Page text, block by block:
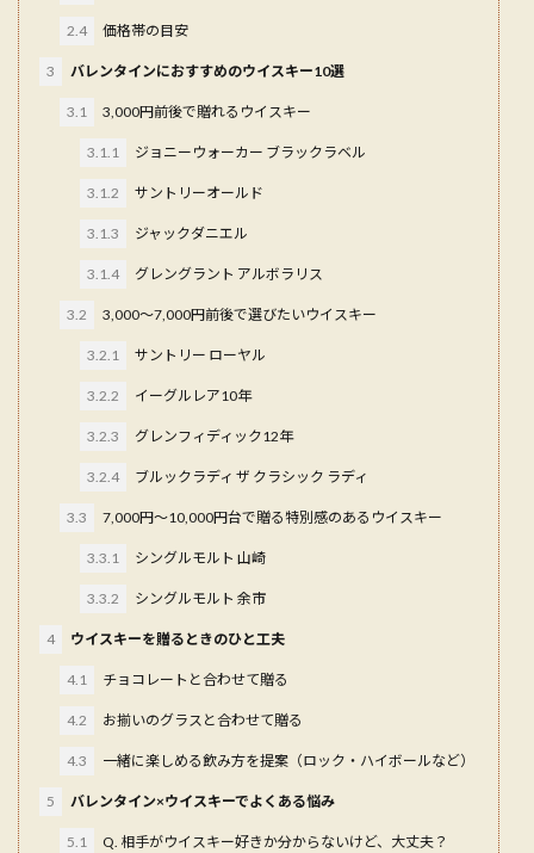
2.4 価格帯の目安
3 バレンタインにおすすめのウイスキー10選
3.1 3,000円前後で贈れるウイスキー
3.1.1 ジョニーウォーカー ブラックラベル
3.1.2 サントリーオールド
3.1.3 ジャックダニエル
3.1.4 グレングラント アルボラリス
3.2 3,000〜7,000円前後で選びたいウイスキー
3.2.1 サントリー ローヤル
3.2.2 イーグルレア10年
3.2.3 グレンフィディック12年
3.2.4 ブルックラディ ザ クラシック ラディ
3.3 7,000円〜10,000円台で贈る特別感のあるウイスキー
3.3.1 シングルモルト 山崎
3.3.2 シングルモルト 余市
4 ウイスキーを贈るときのひと工夫
4.1 チョコレートと合わせて贈る
4.2 お揃いのグラスと合わせて贈る
4.3 一緒に楽しめる飲み方を提案（ロック・ハイボールなど）
5 バレンタイン×ウイスキーでよくある悩み
5.1 Q. 相手がウイスキー好きか分からないけど、大丈夫？